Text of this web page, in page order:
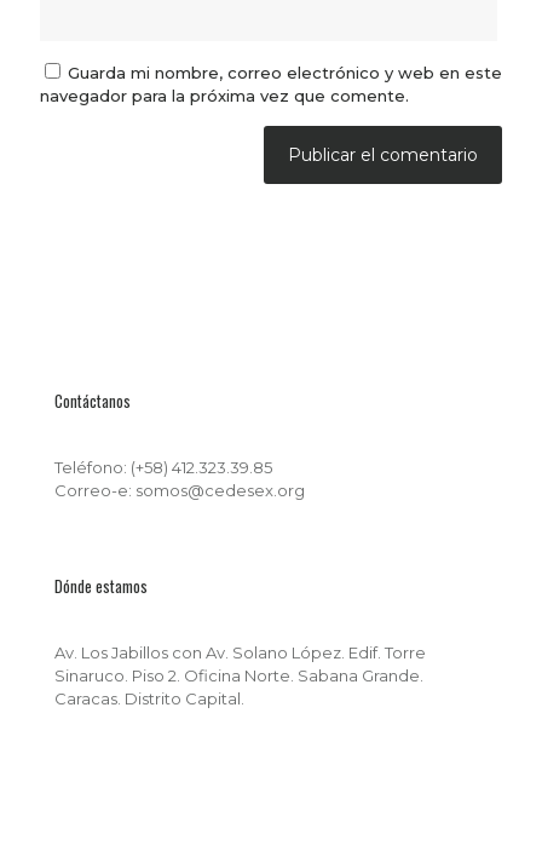
Guarda mi nombre, correo electrónico y web en este
navegador para la próxima vez que comente.
Contáctanos
Teléfono: (+58) 412.323.39.85
Correo-e: somos@cedesex.org
Dónde estamos
Av. Los Jabillos con Av. Solano López. Edif. Torre
Sinaruco. Piso 2. Oficina Norte. Sabana Grande.
Caracas. Distrito Capital.